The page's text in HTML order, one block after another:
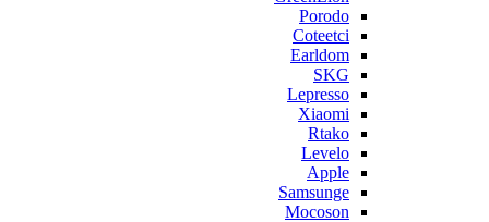
Porodo
Coteetci
Earldom
SKG
Lepresso
Xiaomi
Rtako
Levelo
Apple
Samsunge
Mocoson